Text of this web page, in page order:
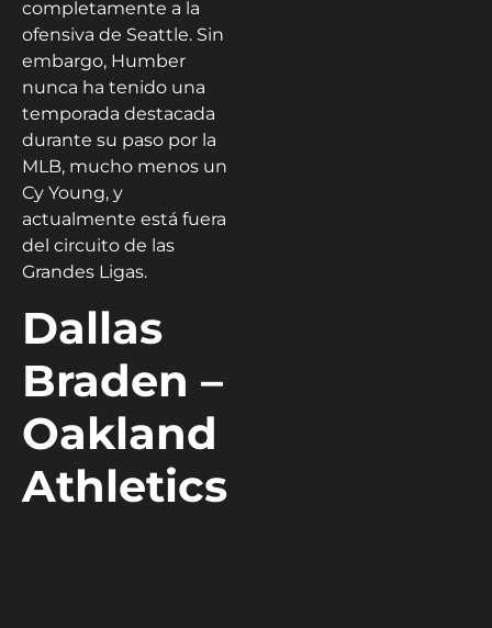
completamente a la
ofensiva de Seattle. Sin
embargo, Humber
nunca ha tenido una
temporada destacada
durante su paso por la
MLB, mucho menos un
Cy Young, y
actualmente está fuera
del circuito de las
Grandes Ligas.
Dallas
Braden –
Oakland
Athletics